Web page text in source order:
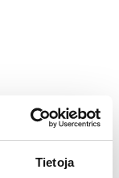
Tietoja